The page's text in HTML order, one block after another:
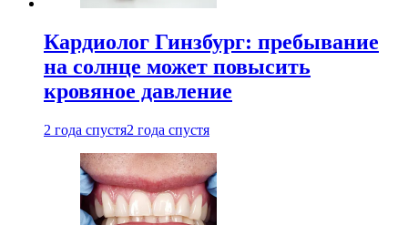
Кардиолог Гинзбург: пребывание
на солнце может повысить
кровяное давление
2 года спустя2 года спустя